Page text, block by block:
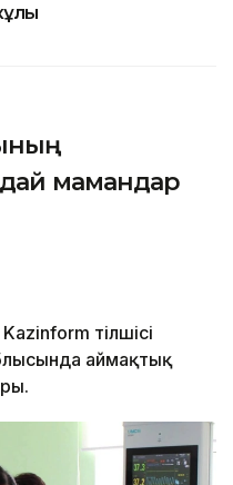
мамандар
тілшісі
аймақтық